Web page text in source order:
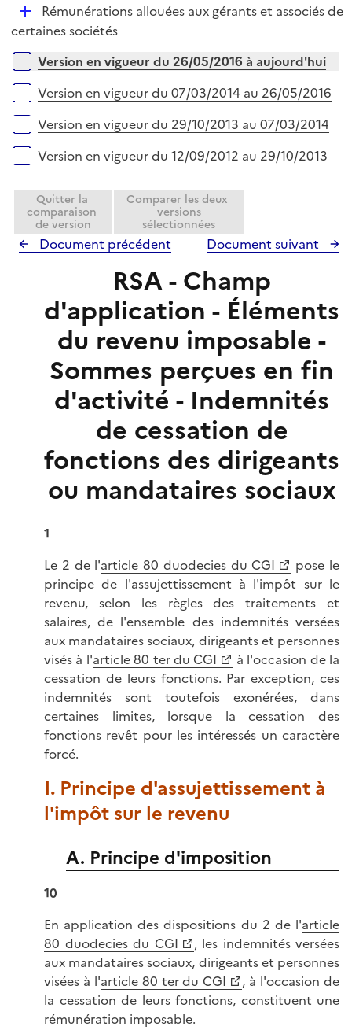
e
r
l
e
r
D
é
p
e
r
Rémunérations allouées aux gérants et associés de
certaines sociétés
Versions sur la période
Version en vigueur du 26/05/2016 à aujourd'hui
Version en vigueur du 07/03/2014 au 26/05/2016
Version en vigueur du 29/10/2013 au 07/03/2014
Version en vigueur du 12/09/2012 au 29/10/2013
Quitter la
comparaison
de version
Comparer les deux
versions
sélectionnées
Document précédent Document suivant
RSA - Champ
d'application - Éléments
du revenu imposable -
Sommes perçues en fin
d'activité - Indemnités
de cessation de
fonctions des dirigeants
ou mandataires sociaux
1
Le 2 de l'article 80 duodecies du CGI
pose le
principe de l'assujettissement à l'impôt sur le
revenu, selon les règles des traitements et
salaires, de l'ensemble des indemnités versées
aux mandataires sociaux, dirigeants et personnes
visés à l'article 80 ter du CGI
à l'occasion de la
cessation de leurs fonctions. Par exception, ces
indemnités sont toutefois exonérées, dans
certaines limites, lorsque la cessation des
fonctions revêt pour les intéressés un caractère
forcé.
I. Principe d'assujettissement à
l'impôt sur le revenu
A. Principe d'imposition
10
En application des dispositions du 2 de l'article
80 duodecies du CGI
, les indemnités versées
aux mandataires sociaux, dirigeants et personnes
visées à l'article 80 ter du CGI
, à l'occasion de
la cessation de leurs fonctions, constituent une
rémunération imposable.